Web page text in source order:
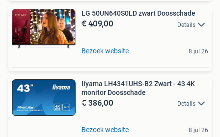
LG 50UN640S0LD zwart Doosschade
€ 409,00 Details
Bezoek website 8 jul 26
Iiyama LH4341UHS-B2 Zwart - 43 4K
monitor Doosschade
€ 386,00 Details
Bezoek website 8 jul 26